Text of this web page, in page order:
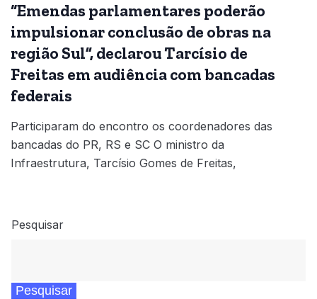
“Emendas parlamentares poderão
impulsionar conclusão de obras na
região Sul”, declarou Tarcísio de
Freitas em audiência com bancadas
federais
Participaram do encontro os coordenadores das
bancadas do PR, RS e SC O ministro da
Infraestrutura, Tarcísio Gomes de Freitas,
Pesquisar
Pesquisar